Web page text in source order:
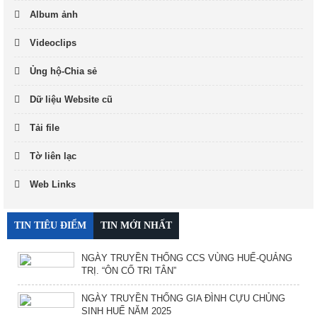
Album ảnh
Videoclips
Ủng hộ-Chia sẻ
Dữ liệu Website cũ
Tải file
Tờ liên lạc
Web Links
TIN TIÊU ĐIỂM TIN MỚI NHẤT
NGÀY TRUYỀN THỐNG CCS VÙNG HUẾ-QUẢNG
TRỊ. “ÔN CỐ TRI TÂN”
NGÀY TRUYỀN THỐNG GIA ĐÌNH CỰU CHỦNG
SINH HUẾ NĂM 2025